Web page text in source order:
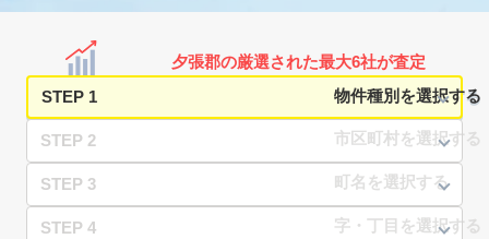
夕張郡の厳選された最大6社が査定
STEP 1
STEP 2
STEP 3
STEP 4
お問い合わせ